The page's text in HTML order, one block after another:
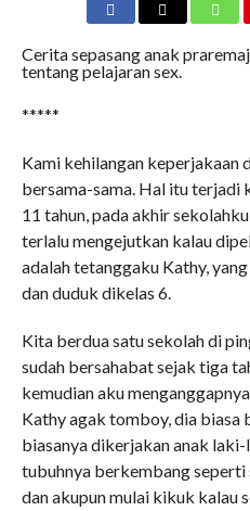
Cerita sepasang anak
tentang pelajaran sex.
*****
Kami kehilangan keperjakaan
bersama-sama. Hal itu terjadi
11 tahun, pada akhir
terlalu mengejutkan kalau
adalah tetanggaku Kathy,
dan duduk dikelas 6.
Kita berdua satu sekolah di
sudah bersahabat sejak tiga
kemudian aku
Kathy agak tomboy, dia biasa
biasanya dikerjakan anak
tubuhnya berkembang seperti
dan akupun mulai kikuk kalau